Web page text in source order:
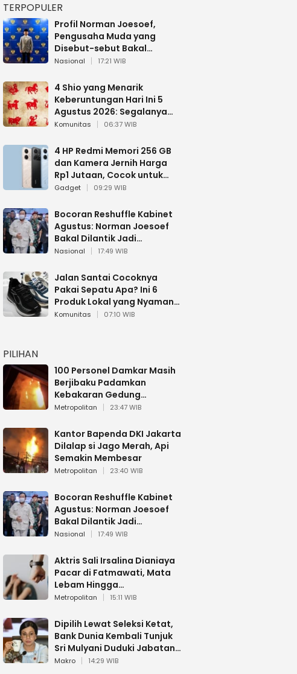
TERPOPULER
Profil Norman Joesoef,
Pengusaha Muda yang
Disebut-sebut Bakal
Dilantik Jadi Wamenhan RI
Nasional 17:21 WIB
4 Shio yang Menarik
Keberuntungan Hari Ini 5
Agustus 2026: Segalanya
Berjalan Lancar
Komunitas 06:37 WIB
4 HP Redmi Memori 256 GB
dan Kamera Jernih Harga
Rp1 Jutaan, Cocok untuk
Multitasking
Gadget 09:29 WIB
Bocoran Reshuffle Kabinet
Agustus: Norman Joesoef
Bakal Dilantik Jadi
Wamenhan RI
Nasional 17:49 WIB
Jalan Santai Cocoknya
Pakai Sepatu Apa? Ini 6
Produk Lokal yang Nyaman
Buat 17 Agustusan
Komunitas 07:10 WIB
PILIHAN
100 Personel Damkar Masih
Berjibaku Padamkan
Kebakaran Gedung
Bapenda DKI
Metropolitan 23:47 WIB
Kantor Bapenda DKI Jakarta
Dilalap si Jago Merah, Api
Semakin Membesar
Metropolitan 23:40 WIB
Bocoran Reshuffle Kabinet
Agustus: Norman Joesoef
Bakal Dilantik Jadi
Wamenhan RI
Nasional 17:49 WIB
Aktris Sali Irsalina Dianiaya
Pacar di Fatmawati, Mata
Lebam Hingga
Diselamatkan Polantas
Metropolitan 15:11 WIB
Dipilih Lewat Seleksi Ketat,
Bank Dunia Kembali Tunjuk
Sri Mulyani Duduki Jabatan
Strategis
Makro 14:29 WIB